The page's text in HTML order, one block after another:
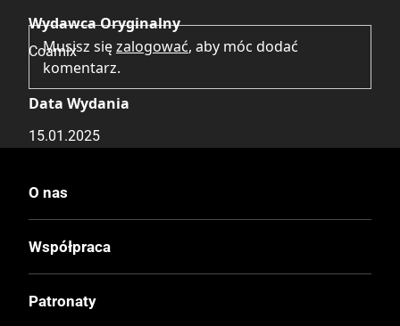
Wydawca Oryginalny
Coamix
Data Wydania
15.01.2025
Wydanie
I
Druk
Czerń / Biel
Musisz sięzalogować, aby móc dodać
komentarz.
O nas
Współpraca
Patronaty